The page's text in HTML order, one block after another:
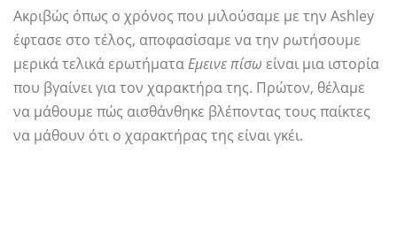
Ακριβώς όπως ο χρόνος που μιλούσαμε με την Ashley
έφτασε στο τέλος, αποφασίσαμε να την ρωτήσουμε
μερικά τελικά ερωτήματαΕμεινε πίσω είναι μια ιστορία
που βγαίνει για τον χαρακτήρα της. Πρώτον, θέλαμε
να μάθουμε πώς αισθάνθηκε βλέποντας τους παίκτες
να μάθουν ότι ο χαρακτήρας της είναι γκέι.